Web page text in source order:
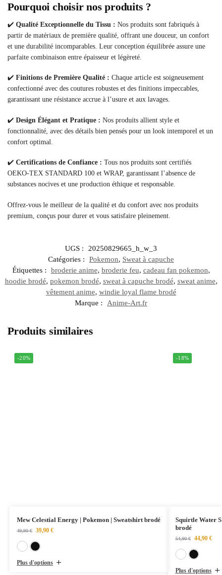
Pourquoi choisir nos produits ?
✔️ Qualité Exceptionnelle du Tissu : Nos produits sont fabriqués à
partir de matériaux de première qualité, offrant une douceur, un confort
et une durabilité incomparables. Leur conception équilibrée assure une
parfaite combinaison entre épaisseur et légèreté.
✔️ Finitions de Première Qualité : Chaque article est soigneusement
confectionné avec des coutures robustes et des finitions impeccables,
garantissant une résistance accrue à l’usure et aux lavages.
✔️ Design Élégant et Pratique : Nos produits allient style et
fonctionnalité, avec des détails bien pensés pour un look intemporel et un
confort optimal.
✔️ Certifications de Confiance : Tous nos produits sont certifiés
OEKO-TEX STANDARD 100 et WRAP, garantissant l’absence de
substances nocives et une production éthique et responsable.
Offrez-vous le meilleur de la qualité et du confort avec nos produits
premium, conçus pour durer et vous satisfaire pleinement.
UGS :
20250829665_h_w_3
Catégories :
Pokemon, Sweat à capuche
Étiquettes :
broderie anime, broderie feu, cadeau fan pokemon,
hoodie brodé, pokemon brodé, sweat à capuche brodé, sweat anime,
vêtement anime, windie loyal flame brodé
Marque :
Anime-Art.fr
Produits similaires
-20%
Mew Celestial Energy | Pokemon | Sweatshirt brodé
49,90€ 39,90 €
Plus d'options
-18%
Squirtle Water
brodé
54,90€ 44,90 €
Plus d'options